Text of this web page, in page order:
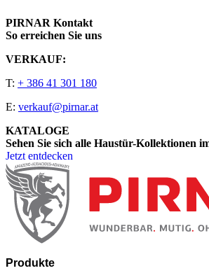
PIRNAR Kontakt
So erreichen Sie uns
VERKAUF:
T: + 386 41 301 180
E: verkauf@pirnar.at
KATALOGE
Sehen Sie sich alle Haustür-Kollektionen
Jetzt entdecken
Seitenfooter
Produkte